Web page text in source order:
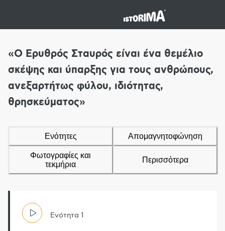
«Ο Ερυθρός Σταυρός είναι ένα θεμέλιο
σκέψης και ύπαρξης για τους ανθρώπους,
ανεξαρτήτως φύλου, ιδιότητας,
θρησκεύματος»
Ενότητες Απομαγνητοφώνηση
Φωτογραφίες και
τεκμήρια
Περισσότερα
Ενότητα 1